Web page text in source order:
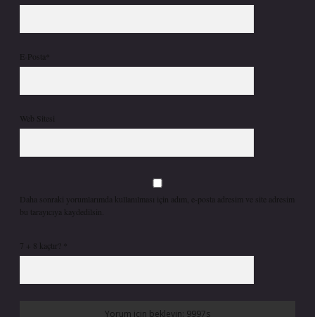
E-Posta*
Web Sitesi
Daha sonraki yorumlarımda kullanılması için adım, e-posta adresim ve site adresim
bu tarayıcıya kaydedilsin.
7 + 8 kaçtır?